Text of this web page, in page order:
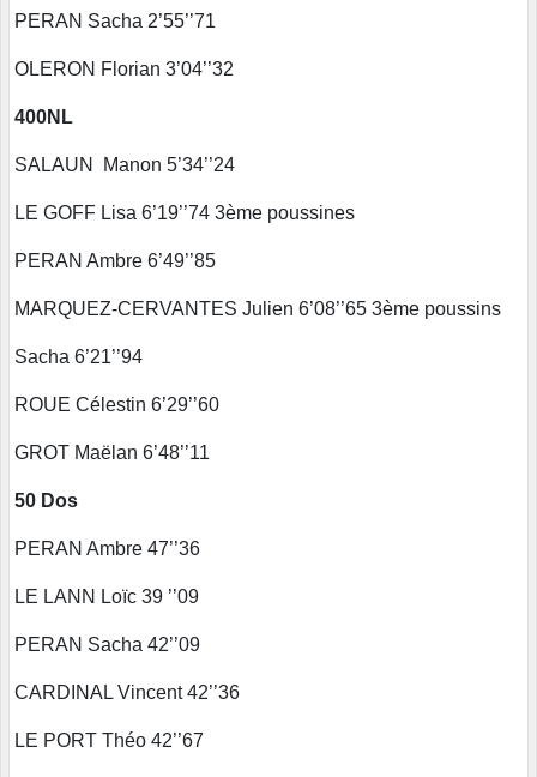
PERAN Sacha 2’55’’71
OLERON Florian 3’04’’32
400NL
SALAUN Manon 5’34’’24
LE GOFF Lisa 6’19’’74 3ème poussines
PERAN Ambre 6’49’’85
MARQUEZ-CERVANTES Julien 6’08’’65 3ème poussins
Sacha 6’21’’94
ROUE Célestin 6’29’’60
GROT Maëlan 6’48’’11
50 Dos
PERAN Ambre 47’’36
LE LANN Loïc 39 ’’09
PERAN Sacha 42’’09
CARDINAL Vincent 42’’36
LE PORT Théo 42’’67